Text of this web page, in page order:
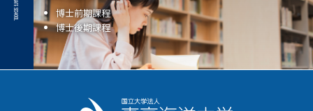
博士前期課程
博士後期課程